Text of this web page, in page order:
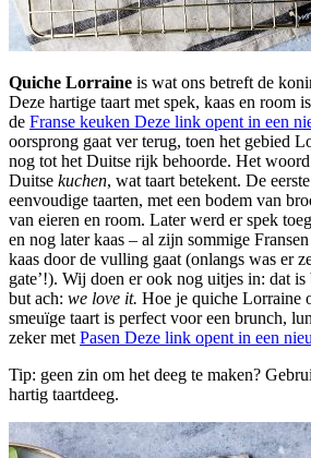
Quiche Lorraine is wat ons betreft de
Deze hartige taart met spek, kaas en room
de Franse keuken Deze link opent in een
oorsprong gaat ver terug, toen het gebied
nog tot het Duitse rijk behoorde. Het
Duitse kuchen, wat taart betekent. De
eenvoudige taarten, met een bodem van
van eieren en room. Later werd er spek
en nog later kaas – al zijn sommige
kaas door de vulling gaat (onlangs was er
gate’!). Wij doen er ook nog uitjes in: dat
but ach: we love it. Hoe je quiche Lorraine
smeuïge taart is perfect voor een brunch,
zeker met Pasen Deze link opent in een
Tip: geen zin om het deeg te maken?
hartig taartdeeg.